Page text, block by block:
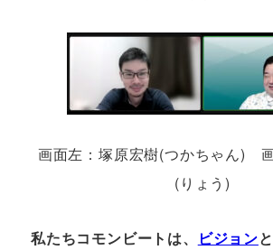
画面左：塚原宏樹(つかちゃん)
(りょう)
私たちコモンビートは、 ビジョン